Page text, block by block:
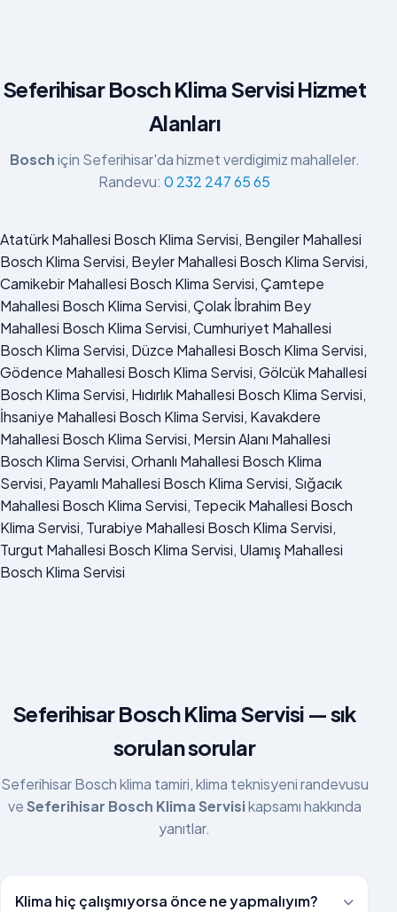
Seferihisar Bosch Klima Servisi Hizmet
Alanları
Boschiçin Seferihisar'da hizmet verdigimiz mahalleler.
Randevu: 0 232 247 65 65
Atatürk Mahallesi Bosch Klima Servisi, Bengiler Mahallesi
Bosch Klima Servisi, Beyler Mahallesi Bosch Klima Servisi,
Camikebir Mahallesi Bosch Klima Servisi, Çamtepe
Mahallesi Bosch Klima Servisi, Çolak İbrahim Bey
Mahallesi Bosch Klima Servisi, Cumhuriyet Mahallesi
Bosch Klima Servisi, Düzce Mahallesi Bosch Klima Servisi,
Gödence Mahallesi Bosch Klima Servisi, Gölcük Mahallesi
Bosch Klima Servisi, Hıdırlık Mahallesi Bosch Klima Servisi,
İhsaniye Mahallesi Bosch Klima Servisi, Kavakdere
Mahallesi Bosch Klima Servisi, Mersin Alanı Mahallesi
Bosch Klima Servisi, Orhanlı Mahallesi Bosch Klima
Servisi, Payamlı Mahallesi Bosch Klima Servisi, Sığacık
Mahallesi Bosch Klima Servisi, Tepecik Mahallesi Bosch
Klima Servisi, Turabiye Mahallesi Bosch Klima Servisi,
Turgut Mahallesi Bosch Klima Servisi, Ulamış Mahallesi
Bosch Klima Servisi
Seferihisar Bosch Klima Servisi — sık
sorulan sorular
Seferihisar Bosch klima tamiri, klima teknisyeni randevusu
ve Seferihisar Bosch Klima Servisikapsamı hakkında
yanıtlar.
Klima hiç çalışmıyorsa önce ne yapmalıyım?